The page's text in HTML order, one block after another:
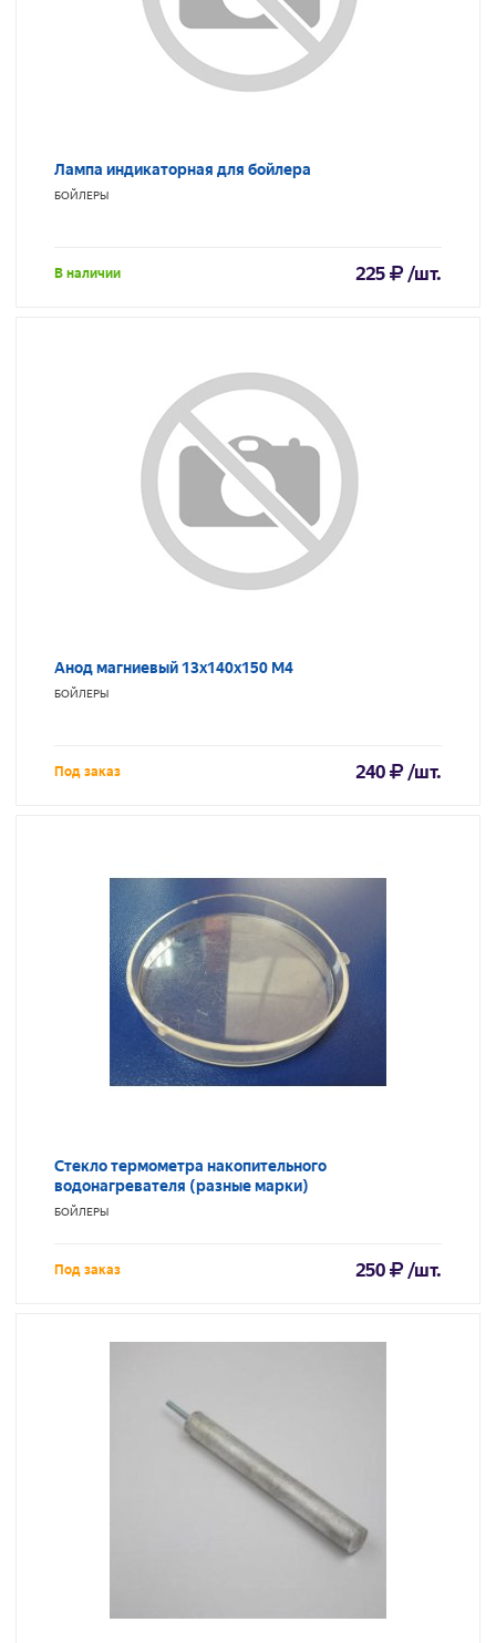
Лампа индикаторная для бойлера
БОЙЛЕРЫ
В наличии 225 /шт.
Анод магниевый 13х140х150 М4
БОЙЛЕРЫ
Под заказ 240 /шт.
Стекло термометра накопительного
водонагревателя (разные марки)
БОЙЛЕРЫ
Под заказ 250 /шт.